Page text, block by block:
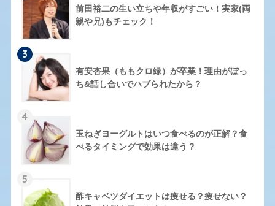
前田裕二の生い立ちや年収がすごい！実家(両
親や兄)もチェック！
3
有安杏果（ももクロ緑）が卒業！理由がぼっ
ち&話し合いでハブられたから？
4
玉ねぎヨーグルトはいつ食べるのが正解？食
べるタイミングで効果は違う？
5
酢キャベツダイエットは痩せる？痩せない？